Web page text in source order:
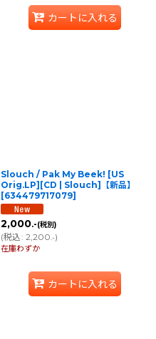
カートに入れる
Slouch / Pak My Beek! [US
Orig.LP][CD | Slouch]【新品】
[634479717079]
2,000.-(税別)
(税込: 2,200.-)
在庫わずか
カートに入れる